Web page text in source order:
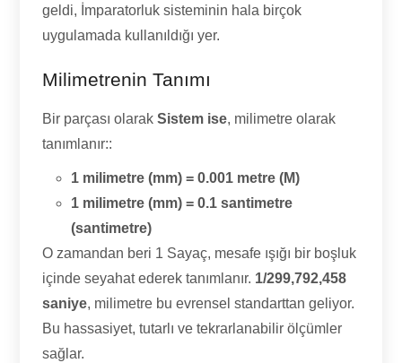
geldi, İmparatorluk sisteminin hala birçok
uygulamada kullanıldığı yer.
Milimetrenin Tanımı
Bir parçası olarakSistem ise, milimetre olarak
tanımlanır::
1 milimetre (mm) = 0.001 metre (M)
1 milimetre (mm) = 0.1 santimetre
(santimetre)
O zamandan beri 1 Sayaç, mesafe ışığı bir boşluk
içinde seyahat ederek tanımlanır. 1/299,792,458
saniye, milimetre bu evrensel standarttan geliyor.
Bu hassasiyet, tutarlı ve tekrarlanabilir ölçümler
sağlar.